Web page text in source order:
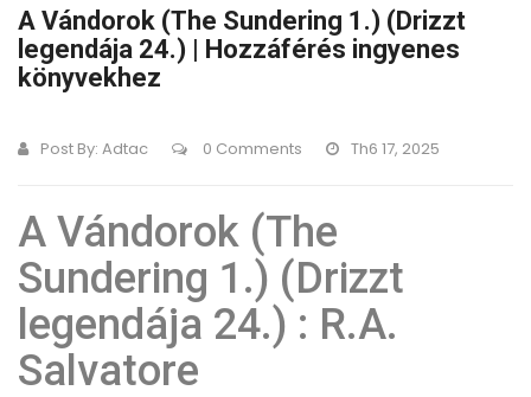
A ​Vándorok (The Sundering 1.) (Drizzt
legendája 24.) | Hozzáférés ingyenes
könyvekhez
Post By: Adtac 0 Comments Th6 17, 2025
A ​Vándorok (The
Sundering 1.) (Drizzt
legendája 24.) : R.A.
Salvatore